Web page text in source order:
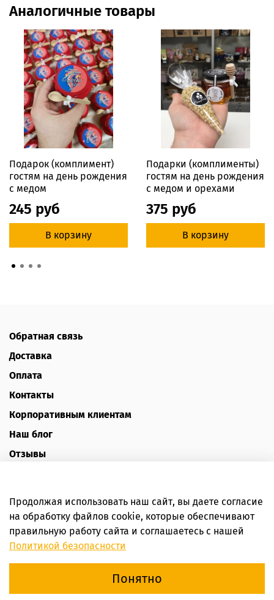
В корзину
Аналогичные товары
Подарок (комплимент)
гостям на день рождения
с медом
245 руб
В корзину
Подарки (комплименты)
гостям на день рождения
с медом и орехами
375 руб
В корзину
Обратная связь
Доставка
Оплата
Контакты
Корпоративным клиентам
Наш блог
Отзывы
Пользовательское соглашение
Интернет-магазин HoneyForYou
Продолжая использовать наш сайт, вы даете согласие
на обработку файлов cookie, которые обеспечивают
правильную работу сайта и соглашаетесь с нашей
Политикой безопасности
Понятно